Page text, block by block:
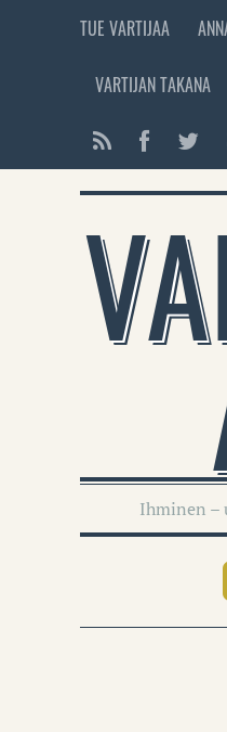
TUE VARTIJAA
VARTIJAN TAKANA
Ihminen –